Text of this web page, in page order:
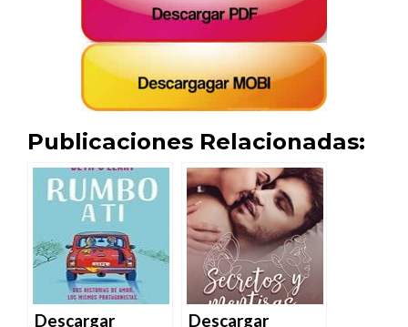
Publicaciones Relacionadas:
Descargar
Descargar